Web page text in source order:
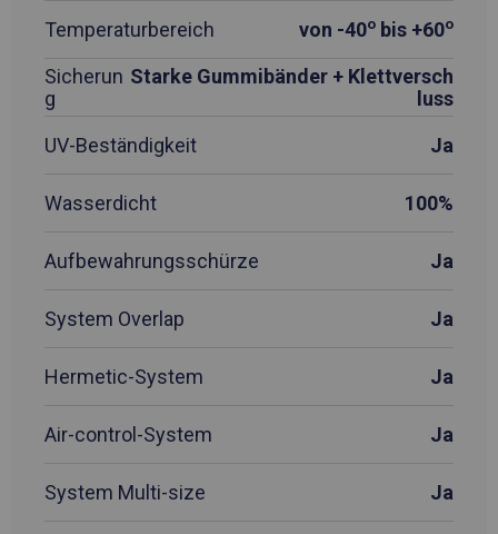
Temperaturbereich von -40o bis +60o
Sicherun
g
Starke Gummibänder + Klettversch
luss
UV-Beständigkeit
Ja
Wasserdicht 100%
Aufbewahrungsschürze Ja
System Overlap Ja
Hermetic-System Ja
Air-control-System Ja
System Multi-size Ja